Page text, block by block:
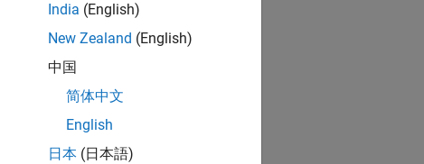
India (English)
New Zealand (English)
中国
简体中文
English
日本 (日本語)